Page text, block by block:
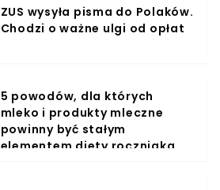
ZUS wysyła pisma do Polaków.
Chodzi o ważne ulgi od opłat
5 powodów, dla których
mleko i produkty mleczne
powinny być stałym
elementem diety roczniaka